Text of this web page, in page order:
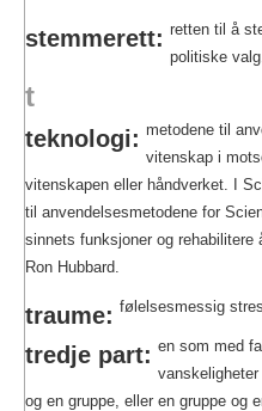
stemmerett: retten til å
politiske valg.
t
teknologi: metodene til
vitenskap i
vitenskapen eller håndverket. I
til anvendelsesmetodene for
sinnets funksjoner og rehabilitere
Ron Hubbard.
traume: følelsesmessig
tredje part: en som med
og en gruppe, eller en gruppe og